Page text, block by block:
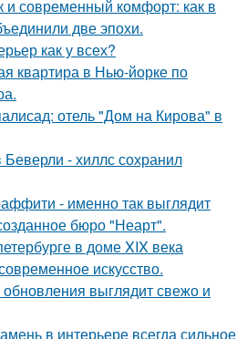
и современный комфорт: как в
две эпохи.
как у всех?
квартира в Нью-йорке по
отель "Дом на Кирова" в
- хиллс сохранил
- именно так выглядит
бюро "Неарт".
в доме XIX века
искусство.
выглядит свежо и
в интерьере всегда сильное